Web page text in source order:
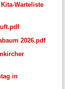
Warteliste
2026.pdf
in